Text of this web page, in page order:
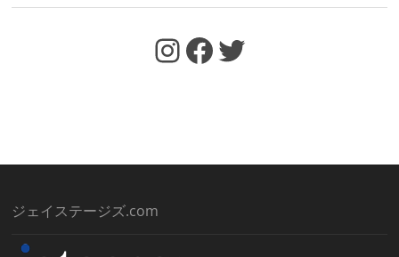
https://www.facebook.com/jstages/ Facebook Twitter
ジェイステージズ.com